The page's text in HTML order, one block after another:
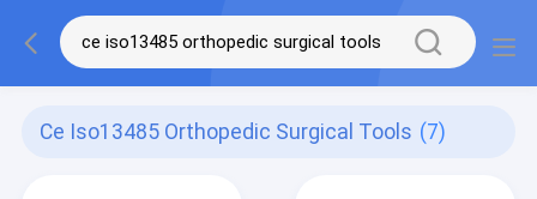
Ce Iso13485 Orthopedic Surgical Tools (7)